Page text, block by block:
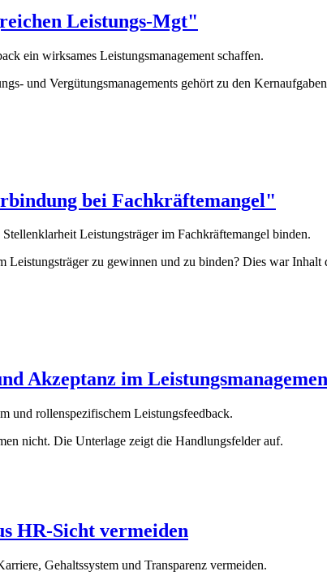
Leistungs-Mgt"
ein wirksames Leistungsmanagement schaffen.
und Vergütungsmanagements gehört zu den
bei Fachkräftemangel"
Leistungsträger im Fachkräftemangel binden.
Leistungsträger zu gewinnen und zu binden? Dies war Inhalt
Akzeptanz im
und rollenspezifischem Leistungsfeedback.
nicht. Die Unterlage zeigt die Handlungsfelder auf.
HR-Sicht vermeiden
Gehaltssystem und Transparenz vermeiden.